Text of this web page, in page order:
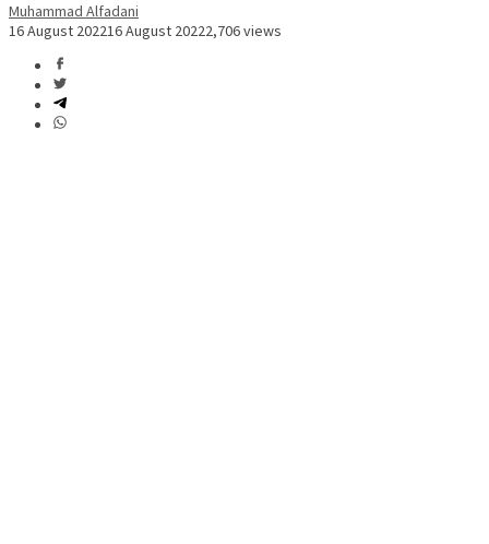
Muhammad Alfadani
16 August 202216 August 20222,706 views